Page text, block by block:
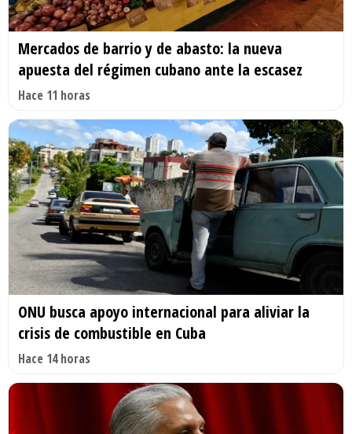
Mercados de barrio y de abasto: la nueva
apuesta del régimen cubano ante la escasez
Hace 11 horas
ONU busca apoyo internacional para aliviar la
crisis de combustible en Cuba
Hace 14 horas